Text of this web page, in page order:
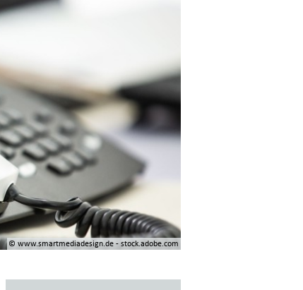
© www.smartmediadesign.de - stock.adobe.com